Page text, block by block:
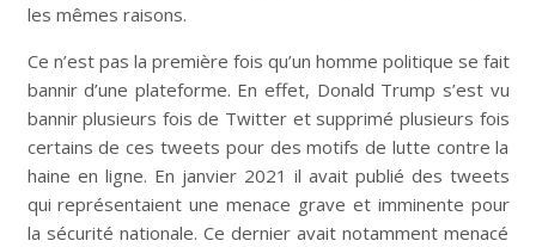
les mêmes raisons.
Ce n’est pas la première fois qu’un homme politique se fait
bannir d’une plateforme. En effet, Donald Trump s’est vu
bannir plusieurs fois de Twitter et supprimé plusieurs fois
certains de ces tweets pour des motifs de lutte contre la
haine en ligne. En janvier 2021 il avait publié des tweets
qui représentaient une menace grave et imminente pour
la sécurité nationale. Ce dernier avait notamment menacé